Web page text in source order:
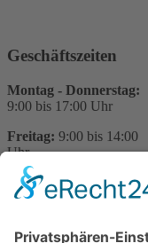
Geschäftszeiten
Montag - Donnerstag:
9:00 bis 17:00 Uhr
Freitag: 9:00 bis 14:00
Uhr
Sie haben Fragen?
unserer Arbeit stehem